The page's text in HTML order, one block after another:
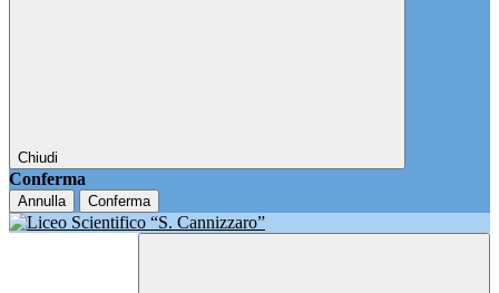
Chiudi
Conferma
Annulla Conferma